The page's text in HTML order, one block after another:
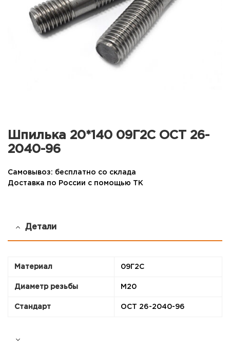
Шпилька 20*140 09Г2С ОСТ 26-
2040-96
Самовывоз: бесплатно со склада
Доставка по России с помощью ТК
Детали
Материал 09Г2С
Диаметр резьбы М20
Стандарт ОСТ 26-2040-96